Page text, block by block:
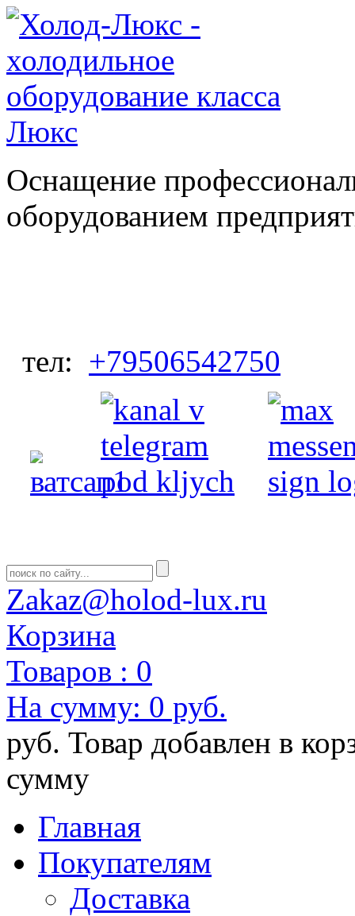
Оснащение
оборудованием
тел: +79506542750
Zakaz@holod-lux.ru
Корзина
Товаров : 0
На сумму: 0 руб.
руб. Товар добавлен в
сумму
Главная
Покупателям
Доставка